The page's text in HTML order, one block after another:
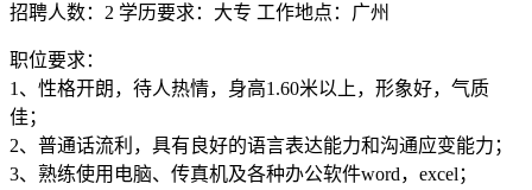
招聘人数：2 学历要求：大专 工作地点：广州
职位要求：
1、性格开朗，待人热情，身高1.60米以上，形象好，气质
佳；
2、普通话流利，具有良好的语言表达能力和沟通应变能力；
3、熟练使用电脑、传真机及各种办公软件word，excel；